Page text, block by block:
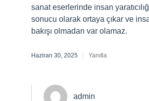
sanat eserlerinde insan
sonucu olarak ortaya çıkar ve
bakışı olmadan var olamaz.
Haziran 30, 2025 Yanıtla
admin